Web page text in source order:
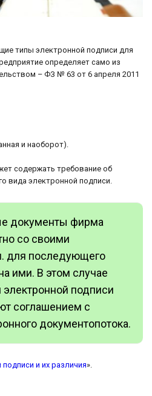
типы электронной подписи для
определяет само из
– ФЗ № 63 от 6 апреля 2011
и наоборот).
содержать требование об
вида электронной подписи.
документы фирма
со своими
для последующего
ими. В этом случае
подписи
соглашением с
документопотока.
и их различия».